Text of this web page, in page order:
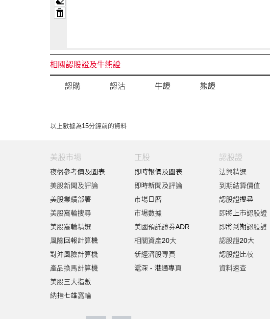
相關認股證及牛熊證
認購 認沽 牛證 熊證
以上數據為15分鐘前的資料
美股市場
夜盤參考價及圖表
美股新聞及評論
美股業績部署
美股窩輪搜尋
美股窩輪精選
風險回報計算機
對沖風險計算機
產品換馬計算機
美股三大指數
納指七雄窩輪
正股
即時報價及圖表
即時新聞及評論
市場日曆
市場數據
美國預託證券ADR
相關資產20大
新經濟股專頁
滬深 - 港通專頁
認股證
法興精選
到期結算價值
認股證搜尋
即將上市認股證
即將到期認股證
認股證20大
認股證比較
資料速查